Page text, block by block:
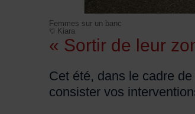
Femmes sur un banc
© Kiara
« Sortir de leur
Cet été, dans le cadre
consister vos